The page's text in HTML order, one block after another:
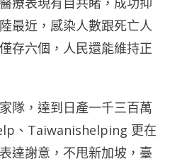
最近，感染人數跟死亡人
存六個，人民還能維持正
隊，達到日產一千三百萬
、Taiwanishelping 更在
達謝意，不甩新加坡，臺